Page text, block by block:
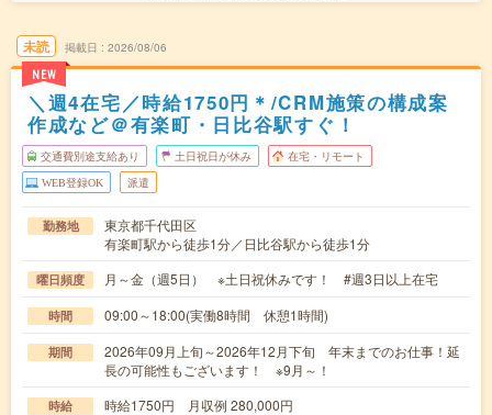
未読
NEW
掲載日 2026/08/06
＼週4在宅／時給1750円＊/CRM施策の構成案
作成など＠有楽町・日比谷駅すぐ！
交通費別途支給あり 土日祝日が休み 在宅・リモート
WEB登録OK 派遣
勤務地
東京都千代田区
有楽町駅から徒歩1分／日比谷駅から徒歩1分
曜日頻度 月～金（週5日） ※土日祝休みです！ #週3日以上在宅
時間 09:00～18:00(実働8時間 休憩1時間)
期間
2026年09月上旬～2026年12月下旬 年末までのお仕事！延
長の可能性もございます！ ※9月～！
時給 時給1750円 月収例 280,000円